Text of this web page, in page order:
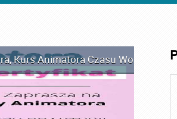
,Kurs Animatora Czasu Wolnego